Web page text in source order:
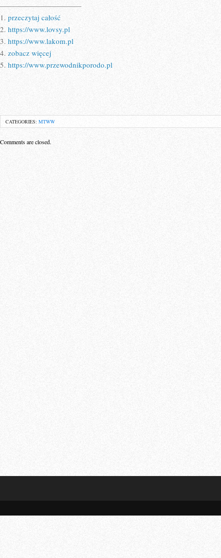
———————————
1. przeczytaj całość
2. https://www.lovsy.pl
3. https://www.lakom.pl
4. zobacz więcej
5. https://www.przewodnikporodo.pl
CATEGORIES: MTWW
Comments are closed.